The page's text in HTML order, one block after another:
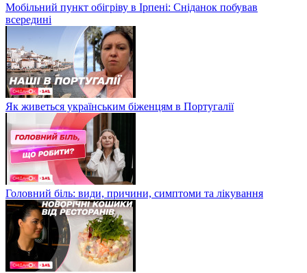
Мобільний пункт обігріву в Ірпені: Сніданок побував
всередині
Як живеться українським біженцям в Португалії
Головний біль: види, причини, симптоми та лікування